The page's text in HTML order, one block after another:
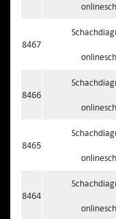
8467
8466
8465
8464